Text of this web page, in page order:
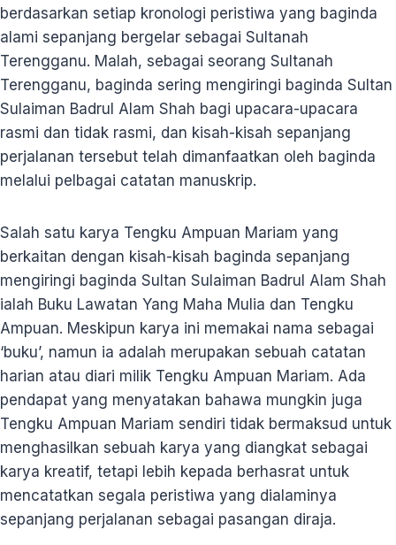
berdasarkan setiap kronologi peristiwa yang baginda
alami sepanjang bergelar sebagai Sultanah
Terengganu. Malah, sebagai seorang Sultanah
Terengganu, baginda sering mengiringi baginda Sultan
Sulaiman Badrul Alam Shah bagi upacara-upacara
rasmi dan tidak rasmi, dan kisah-kisah sepanjang
perjalanan tersebut telah dimanfaatkan oleh baginda
melalui pelbagai catatan manuskrip.
Salah satu karya Tengku Ampuan Mariam yang
berkaitan dengan kisah-kisah baginda sepanjang
mengiringi baginda Sultan Sulaiman Badrul Alam Shah
ialah Buku Lawatan Yang Maha Mulia dan Tengku
Ampuan. Meskipun karya ini memakai nama sebagai
‘buku’, namun ia adalah merupakan sebuah catatan
harian atau diari milik Tengku Ampuan Mariam. Ada
pendapat yang menyatakan bahawa mungkin juga
Tengku Ampuan Mariam sendiri tidak bermaksud untuk
menghasilkan sebuah karya yang diangkat sebagai
karya kreatif, tetapi lebih kepada berhasrat untuk
mencatatkan segala peristiwa yang dialaminya
sepanjang perjalanan sebagai pasangan diraja.